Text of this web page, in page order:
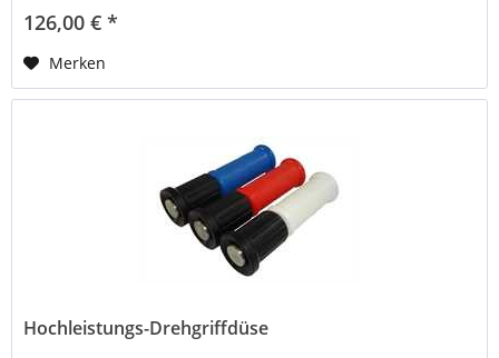
126,00 € *
Merken
Hochleistungs-Drehgriffdüse